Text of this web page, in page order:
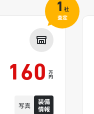
160 万
円
写真
装備
情報
1 社
査定